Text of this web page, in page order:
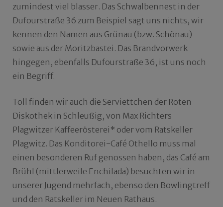
zumindest viel blasser. Das Schwalbennest in der
Dufourstraße 36 zum Beispiel sagt uns nichts, wir
kennen den Namen aus Grünau (bzw. Schönau)
sowie aus der Moritzbastei. Das Brandvorwerk
hingegen, ebenfalls Dufourstraße 36, ist uns noch
ein Begriff.
Toll finden wir auch die Serviettchen der Roten
Diskothek in Schleußig, von Max Richters
Plagwitzer Kaffeerösterei* oder vom Ratskeller
Plagwitz. Das Konditorei-Café Othello muss mal
einen besonderen Ruf genossen haben, das Café am
Brühl (mittlerweile Enchilada) besuchten wir in
unserer Jugend mehrfach, ebenso den Bowlingtreff
und den Ratskeller im Neuen Rathaus.